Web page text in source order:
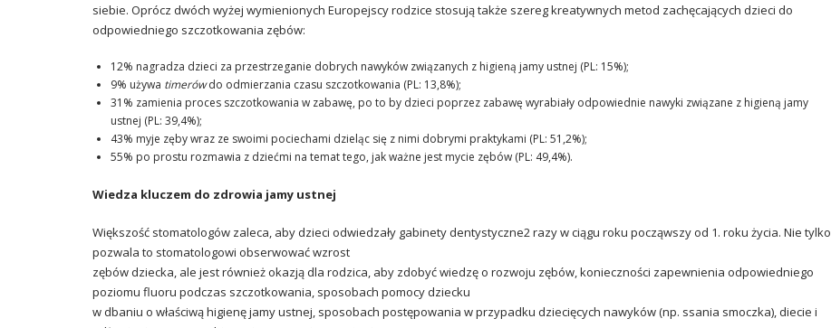
siebie. Oprócz dwóch wyżej wymienionych Europejscy rodzice stosują także szereg kreatywnych metod zachęcających dzieci do
odpowiedniego szczotkowania zębów:
12% nagradza dzieci za przestrzeganie dobrych nawyków związanych z higieną jamy ustnej (PL: 15%);
9% używa timerówdo odmierzania czasu szczotkowania (PL: 13,8%);
31% zamienia proces szczotkowania w zabawę, po to by dzieci poprzez zabawę wyrabiały odpowiednie nawyki związane z higieną jamy
ustnej (PL: 39,4%);
43% myje zęby wraz ze swoimi pociechami dzieląc się z nimi dobrymi praktykami (PL: 51,2%);
55% po prostu rozmawia z dziećmi na temat tego, jak ważne jest mycie zębów (PL: 49,4%).
Wiedza kluczem do zdrowia jamy ustnej
Większość stomatologów zaleca, aby dzieci odwiedzały gabinety dentystyczne2 razy w ciągu roku począwszy od 1. roku życia. Nie tylko
pozwala to stomatologowi obserwować wzrost
zębów dziecka, ale jest również okazją dla rodzica, aby zdobyć wiedzę o rozwoju zębów, konieczności zapewnienia odpowiedniego
poziomu fluoru podczas szczotkowania, sposobach pomocy dziecku
w dbaniu o właściwą higienę jamy ustnej, sposobach postępowania w przypadku dziecięcych nawyków (np. ssania smoczka), diecie i